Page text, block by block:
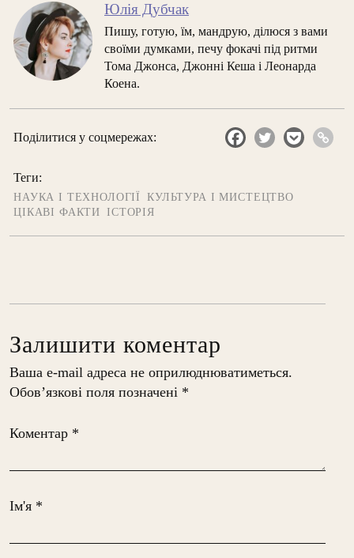
Юлія Дубчак
Пишу, готую, їм, мандрую, ділюся з вами
своїми думками, печу фокачі під ритми
Тома Джонса, Джонні Кеша і Леонарда
Коена.
Поділитися у соцмережах:
Теги:
НАУКА І ТЕХНОЛОГІЇ
КУЛЬТУРА І МИСТЕЦТВО
ЦІКАВІ ФАКТИ
ІСТОРІЯ
Залишити коментар
Ваша e-mail адреса не оприлюднюватиметься.
Обов’язкові поля позначені *
Коментар *
Ім'я *